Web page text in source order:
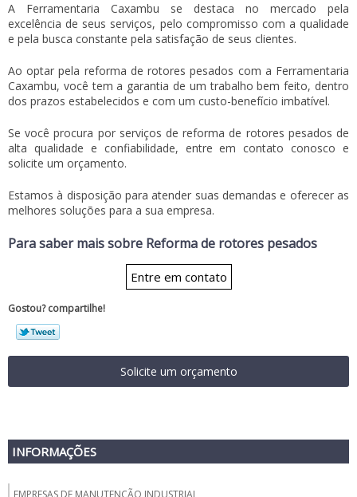
A Ferramentaria Caxambu se destaca no mercado pela
excelência de seus serviços, pelo compromisso com a qualidade
e pela busca constante pela satisfação de seus clientes.
Ao optar pela reforma de rotores pesados com a Ferramentaria
Caxambu, você tem a garantia de um trabalho bem feito, dentro
dos prazos estabelecidos e com um custo-benefício imbatível.
Se você procura por serviços dereforma de rotores pesados de
alta qualidade e confiabilidade, entre em contato conosco e
solicite um orçamento.
Estamos à disposição para atender suas demandas e oferecer as
melhores soluções para a sua empresa.
Para saber mais sobre Reforma de rotores pesados
Entre em contato
Gostou? compartilhe!
Solicite um orçamento
INFORMAÇÕES
EMPRESAS DE MANUTENÇÃO INDUSTRIAL